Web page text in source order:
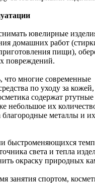
ювелирные
домашних работ
пищи),
повреждений.
многие современные
по уходу за
содержат ртутные
небольшое их
благородные металлы и их
быстроменяющихся
света и тепла
окраску природных
занятия спортом,